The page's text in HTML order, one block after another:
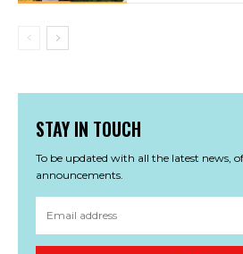
STAY IN TOUCH
To be updated with all the latest news,
announcements.